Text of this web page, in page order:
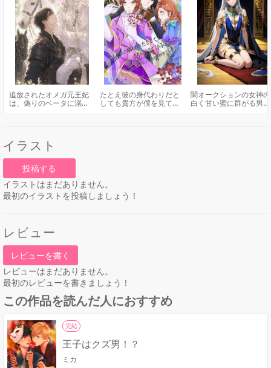
追放されたオメガ元王妃
は、偽りのベータに溺愛
たとえ彼の身代わりだと
しても貴方が僕を見てく
闇オークションの女神の
白く甘い蜜に群がる男達
イラスト
投稿する
イラストはまだありません。
最初のイラストを投稿しましょう！
レビュー
レビューを書く
レビューはまだありません。
最初のレビューを書きましょう！
この作品を読んだ人におすすめ
完結
王子はクズ男！？
ミカ